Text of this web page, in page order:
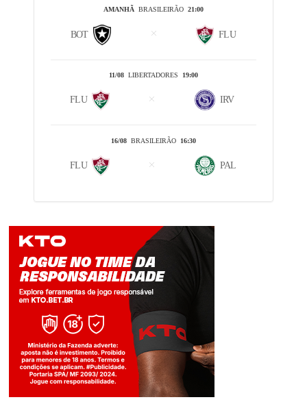
AMANHÃBRASILEIRÃO 21:00
BOT FLU
11/08LIBERTADORES 19:00
FLU IRV
16/08BRASILEIRÃO 16:30
FLU PAL